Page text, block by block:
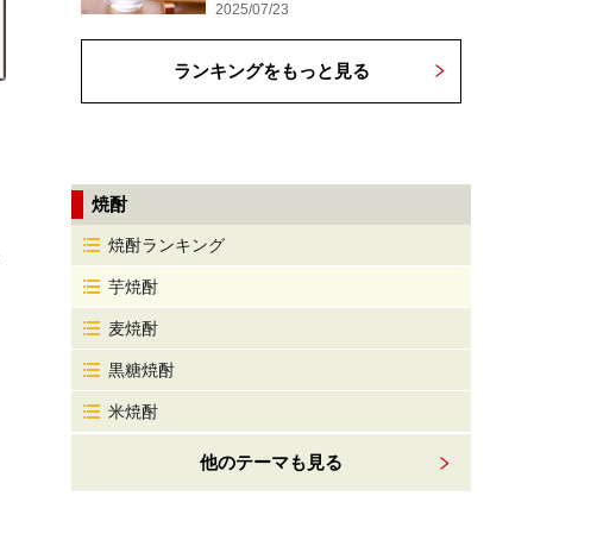
2025/07/23
ランキングをもっと見る
焼酎
焼酎ランキング
芋焼酎
麦焼酎
黒糖焼酎
米焼酎
他のテーマも見る